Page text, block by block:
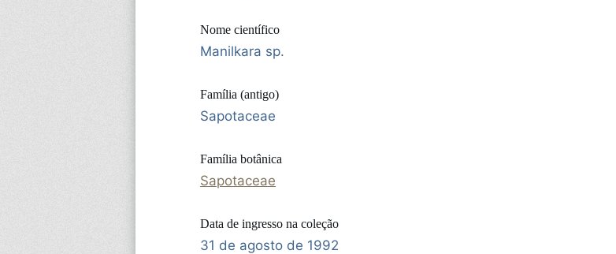
Nome científico
Manilkara sp.
Família (antigo)
Sapotaceae
Família botânica
Sapotaceae
Data de ingresso na coleção
31 de agosto de 1992